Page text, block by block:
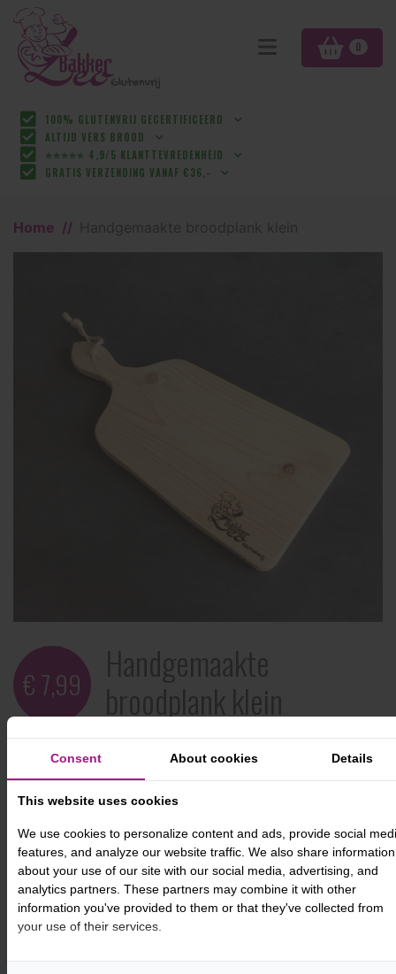
0
100% GLUTENVRIJ GECERTIFICEERD
ALTIJD VERS BROOD
⭐⭐⭐⭐⭐ 4,9/5 KLANTTEVREDENHEID
GRATIS VERZENDING VANAF €36,-
Home
€ 7,99
Waar snijd jij je glutenvrije producten?
Waar leg jij de glutenvrije broden en bolletjes neer
tijdens een lunch?
hapjes tijdens een verjaardag?
Op al deze vragen hebben wij het perfecte antwoord,
een glutenvrije broodplank van Bakker Leo! Deze
handgemaakte plank is ideaal om alle lekkere broodjes
natuurlijk ook goed te gebruiken als glutenvrije
Consent About cookies Details
This website uses cookies
We use cookies to personalize content and ads, provide social
features, and analyze our website traffic. We also share information
about your use of our site with our social media, advertising, and
analytics partners. These partners may combine it with other
information you've provided to them or that they've collected from
your use of their services.